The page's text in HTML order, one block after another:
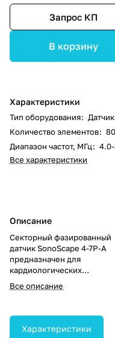
Запрос КП
В корзину
Характеристики
Тип оборудования:
Количество элементов: 80
Диапазон частот, МГц:
Все характеристики
Описание
Секторный фазированный
датчик SonoScape 4-7P-A
предназначен для
кардиологических
исследований у
и детей, а также для
Частотный диапазон до 8
обеспечивает высокое
разрешение изображения
Все описание
Характеристики